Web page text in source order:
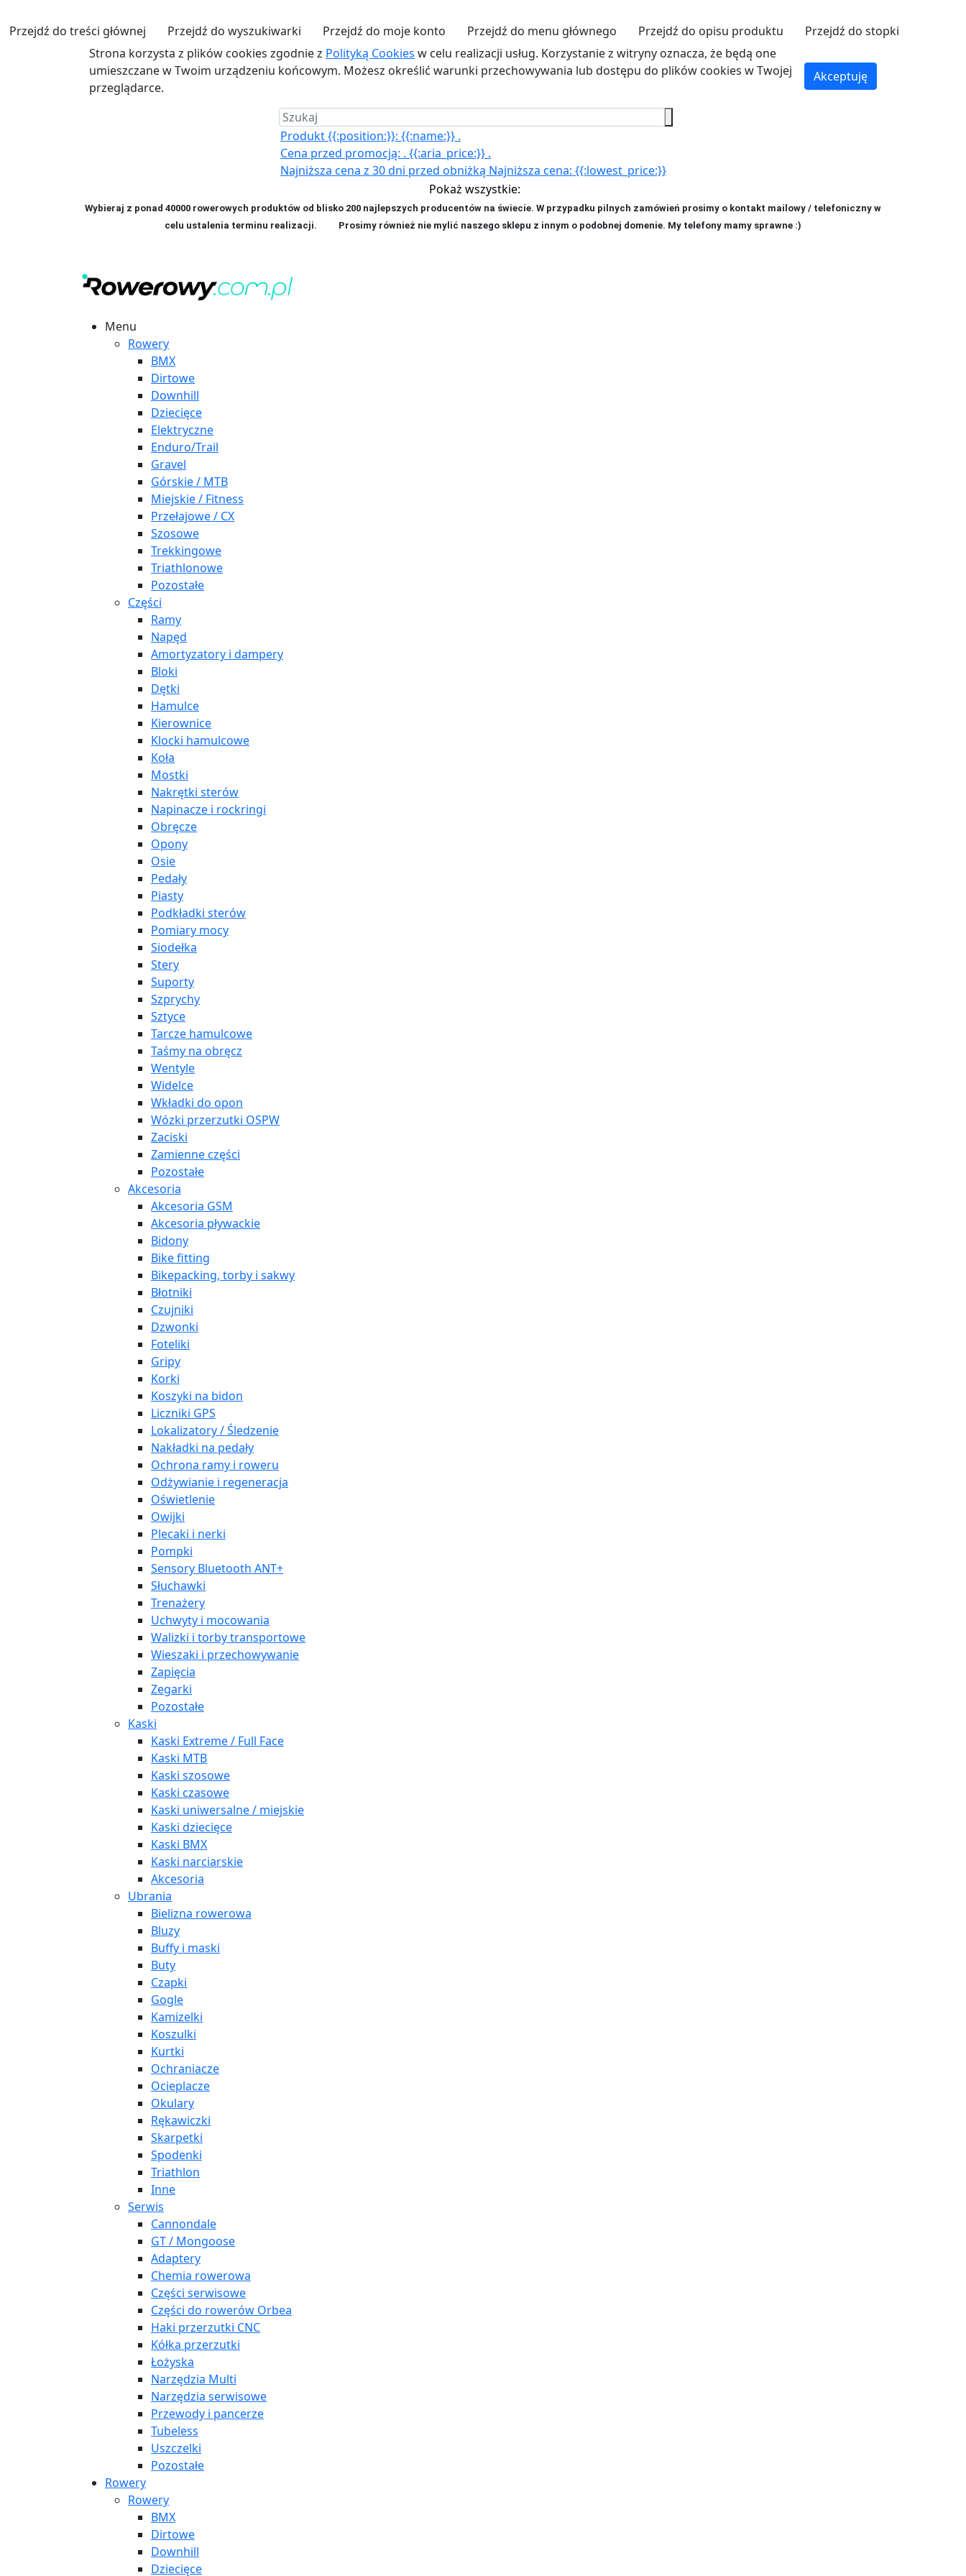
Przejdź do treści głównej Przejdź do wyszukiwarki Przejdź do moje konto Przejdź do menu głównego Przejdź do opisu produktu
Przejdź do stopki
Strona korzysta z plików cookies zgodnie z Polityką Cookies w celu realizacji usług. Korzystanie z witryny oznacza, że będą one
umieszczane w Twoim urządzeniu końcowym. Możesz określić warunki przechowywania lub dostępu do plików cookies w Twojej
przeglądarce.
Akceptuję
Produkt {{:position:}}: {{:name:}} .
Cena przed promocją: . {{:aria_price:}} .
Najniższa cena z 30 dni przed obniżką Najniższa cena: {{:lowest_price:}}
Pokaż wszystkie:
Wybieraj z ponad 40000 rowerowych produktów od blisko 200 najlepszych producentów na świecie. W przypadku pilnych zamówień prosimy o kontakt mailowy / telefoniczny w
celu ustalenia terminu realizacji. Prosimy również nie mylić naszego sklepu z innym o podobnej domenie. My telefony mamy sprawne :)
Menu
Rowery
BMX
Dirtowe
Downhill
Dziecięce
Elektryczne
Enduro/Trail
Gravel
Górskie / MTB
Miejskie / Fitness
Przełajowe / CX
Szosowe
Trekkingowe
Triathlonowe
Pozostałe
Części
Ramy
Napęd
Amortyzatory i dampery
Bloki
Dętki
Hamulce
Kierownice
Klocki hamulcowe
Koła
Mostki
Nakrętki sterów
Napinacze i rockringi
Obręcze
Opony
Osie
Pedały
Piasty
Podkładki sterów
Pomiary mocy
Siodełka
Stery
Suporty
Szprychy
Sztyce
Tarcze hamulcowe
Taśmy na obręcz
Wentyle
Widelce
Wkładki do opon
Wózki przerzutki OSPW
Zaciski
Zamienne części
Pozostałe
Akcesoria
Akcesoria GSM
Akcesoria pływackie
Bidony
Bike fitting
Bikepacking, torby i sakwy
Błotniki
Czujniki
Dzwonki
Foteliki
Gripy
Korki
Koszyki na bidon
Liczniki GPS
Lokalizatory / Śledzenie
Nakładki na pedały
Ochrona ramy i roweru
Odżywianie i regeneracja
Oświetlenie
Owijki
Plecaki i nerki
Pompki
Sensory Bluetooth ANT+
Słuchawki
Trenażery
Uchwyty i mocowania
Walizki i torby transportowe
Wieszaki i przechowywanie
Zapięcia
Zegarki
Pozostałe
Kaski
Kaski Extreme / Full Face
Kaski MTB
Kaski szosowe
Kaski czasowe
Kaski uniwersalne / miejskie
Kaski dziecięce
Kaski BMX
Kaski narciarskie
Akcesoria
Ubrania
Bielizna rowerowa
Bluzy
Buffy i maski
Buty
Czapki
Gogle
Kamizelki
Koszulki
Kurtki
Ochraniacze
Ocieplacze
Okulary
Rękawiczki
Skarpetki
Spodenki
Triathlon
Inne
Serwis
Cannondale
GT / Mongoose
Adaptery
Chemia rowerowa
Części serwisowe
Części do rowerów Orbea
Haki przerzutki CNC
Kółka przerzutki
Łożyska
Narzędzia Multi
Narzędzia serwisowe
Przewody i pancerze
Tubeless
Uszczelki
Pozostałe
Rowery
Rowery
BMX
Dirtowe
Downhill
Dziecięce